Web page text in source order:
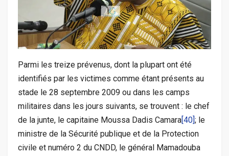
Parmi les treize prévenus, dont la plupart ont été
identifiés par les victimes comme étant présents au
stade le 28 septembre 2009 ou dans les camps
militaires dans les jours suivants, se trouvent : le chef
de la junte, le capitaine Moussa Dadis Camara [40] ; le
ministre de la Sécurité publique et de la Protection
civile et numéro 2 du CNDD, le général Mamadouba